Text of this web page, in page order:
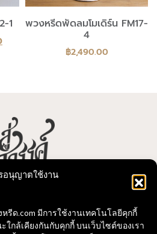
อนุญาตใช้งาน
หรีด.com มีการใช้งานเทคโนโลยีคุกกี้
กล้เคียงกันกับคุกกี้ บนเว็บไซต์ของเรา
1 พวงหรีดพัดลมโมเดิร์น FM17-
4
฿2,490.00
พวงหรีดดอกไม้สด พวงหรีดพัดลม